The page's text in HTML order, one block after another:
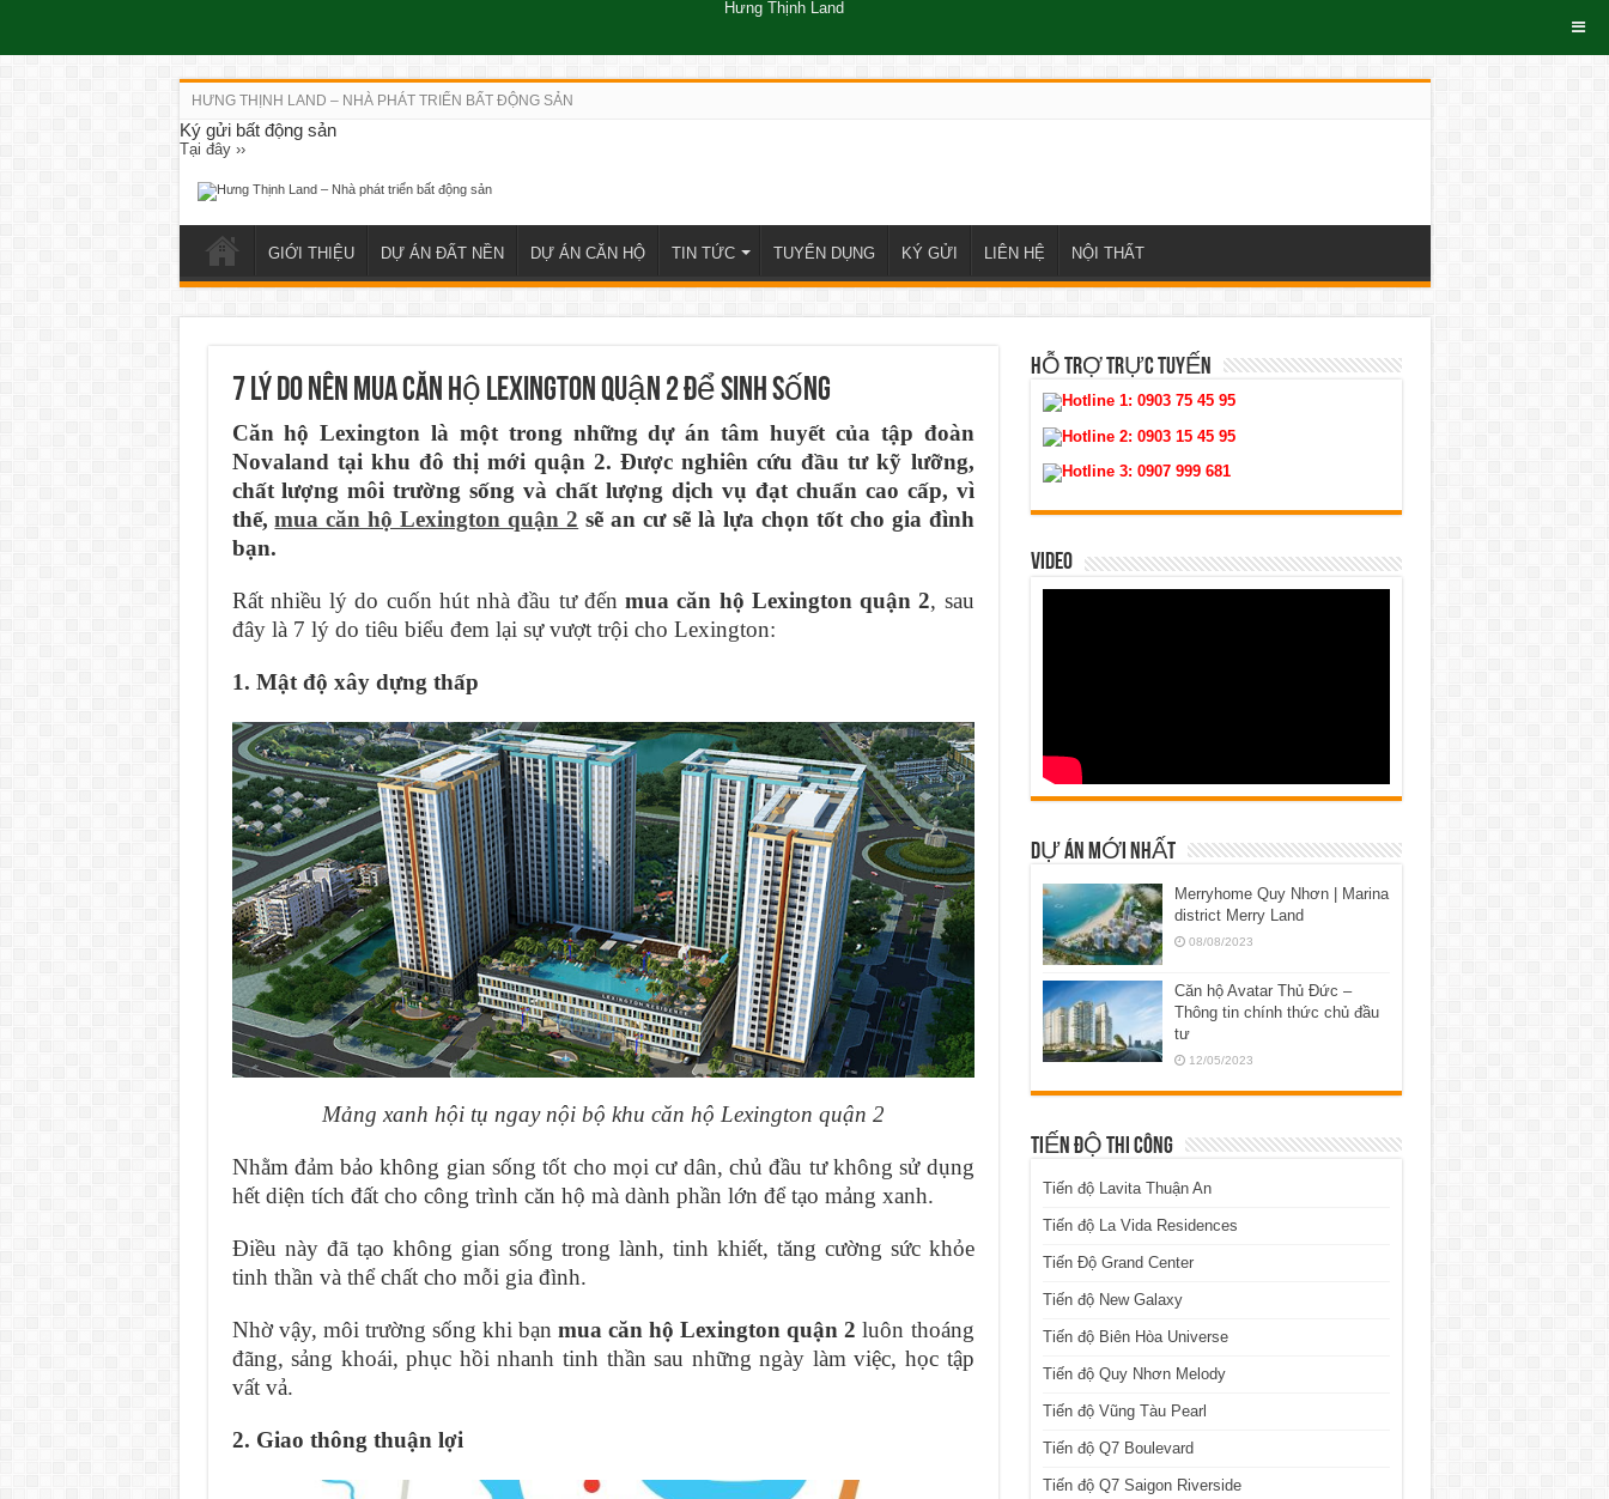
HƯNG THỊNH LAND – NHÀ PHÁT TRIỂN BẤT ĐỘNG SẢN
Ký gửi bất động sản
Tại đây ››
GIỚI THIỆU DỰ ÁN ĐẤT NỀN DỰ ÁN CĂN HỘ TIN TỨC TUYỂN DỤNG KÝ GỬI LIÊN HỆ NỘI THẤT
7 lý do nên mua căn hộ lexington quận 2 để sinh sống
Căn hộ Lexington là một trong những dự án tâm huyết của tập đoàn
Novaland tại khu đô thị mới quận 2. Được nghiên cứu đầu tư kỹ lưỡng,
chất lượng môi trường sống và chất lượng dịch vụ đạt chuẩn cao cấp, vì
thế, mua căn hộ Lexington quận 2 sẽ an cư sẽ là lựa chọn tốt cho gia đình
bạn.
Rất nhiều lý do cuốn hút nhà đầu tư đến mua căn hộ Lexington quận 2, sau
đây là 7 lý do tiêu biểu đem lại sự vượt trội cho Lexington:
1. Mật độ xây dựng thấp
Mảng xanh hội tụ ngay nội bộ khu căn hộ Lexington quận 2
Nhằm đảm bảo không gian sống tốt cho mọi cư dân, chủ đầu tư không sử dụng
hết diện tích đất cho công trình căn hộ mà dành phần lớn để tạo mảng xanh.
Điều này đã tạo không gian sống trong lành, tinh khiết, tăng cường sức khỏe
tinh thần và thể chất cho mỗi gia đình.
Nhờ vậy, môi trường sống khi bạn mua căn hộ Lexington quận 2 luôn thoáng
đãng, sảng khoái, phục hồi nhanh tinh thần sau những ngày làm việc, học tập
vất vả.
2. Giao thông thuận lợi
HỖ TRỢ TRỰC TUYẾN
Hotline 1: 0903 75 45 95
Hotline 2: 0903 15 45 95
Hotline 3: 0907 999 681
VIDEO
DỰ ÁN MỚI NHẤT
Merryhome Quy Nhơn | Marina
district Merry Land
08/08/2023
Căn hộ Avatar Thủ Đức –
Thông tin chính thức chủ đầu
tư
12/05/2023
TIẾN ĐỘ THI CÔNG
Tiến độ Lavita Thuận An
Tiến độ La Vida Residences
Tiến Độ Grand Center
Tiến độ New Galaxy
Tiến độ Biên Hòa Universe
Tiến độ Quy Nhơn Melody
Tiến độ Vũng Tàu Pearl
Tiến độ Q7 Boulevard
Tiến độ Q7 Saigon Riverside
Hưng Thịnh Land